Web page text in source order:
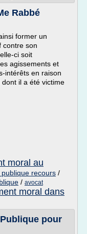
Rabbé
former un
contre son
ci soit
agissements et
intérêts en raison
il a été victime
moral au
recours /
/ avocat
moral dans
pour